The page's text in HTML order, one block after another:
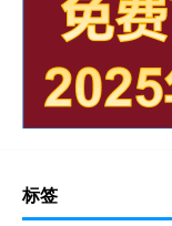
标签